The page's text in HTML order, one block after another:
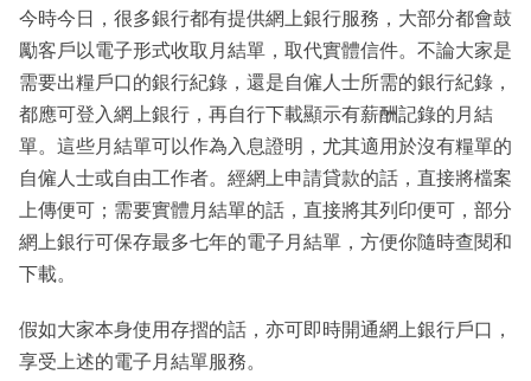
今時今日，很多銀行都有提供網上銀行服務，大部分都會鼓
勵客戶以電子形式收取月結單，取代實體信件。不論大家是
需要出糧戶口的銀行紀錄，還是自僱人士所需的銀行紀錄，
都應可登入網上銀行，再自行下載顯示有薪酬記錄的月結
單。這些月結單可以作為入息證明，尤其適用於沒有糧單的
自僱人士或自由工作者。經網上申請貸款的話，直接將檔案
上傳便可；需要實體月結單的話，直接將其列印便可，部分
網上銀行可保存最多七年的電子月結單，方便你隨時查閱和
下載。
假如大家本身使用存摺的話，亦可即時開通網上銀行戶口，
享受上述的電子月結單服務。